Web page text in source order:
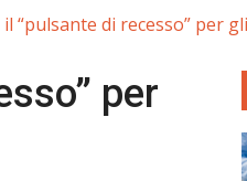
“pulsante di recesso” per
per